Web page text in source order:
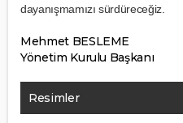
dayanışmamızı sürdüreceğiz.
Mehmet BESLEME
Yönetim Kurulu Başkanı
Resimler